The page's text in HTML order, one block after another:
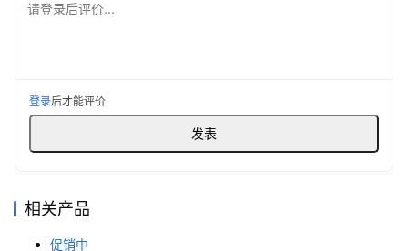
请登录后评价...
登录后才能评价
相关产品
促销中